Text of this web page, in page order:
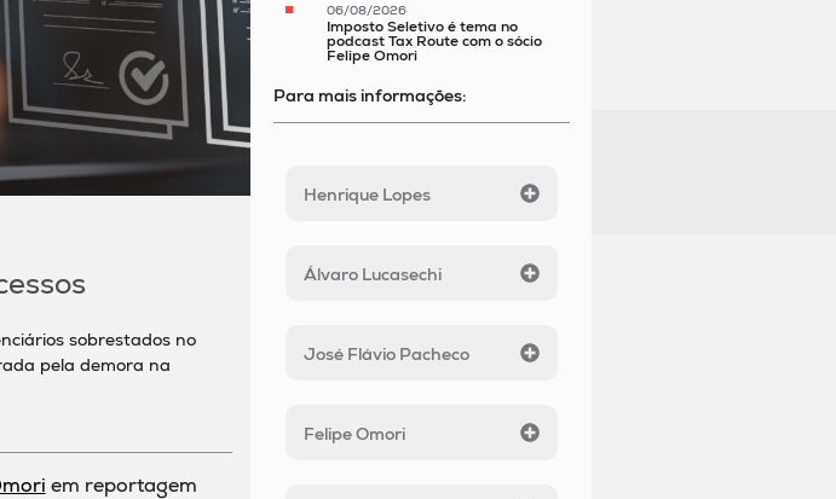
sobrestados no
pela demora na
em reportagem
06/08/2026
Imposto Seletivo é tema no
podcast Tax Route com o sócio
Felipe Omori
Para mais informações:
Henrique Lopes
Álvaro Lucasechi
José Flávio Pacheco
Felipe Omori